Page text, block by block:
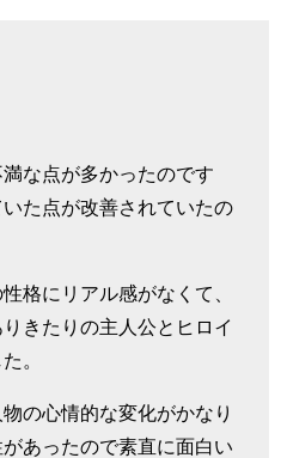
な点が多かったのです
た点が改善されていたの
格にリアル感がなくて、
きたりの主人公とヒロイ
。
の心情的な変化がかなり
あったので素直に面白い